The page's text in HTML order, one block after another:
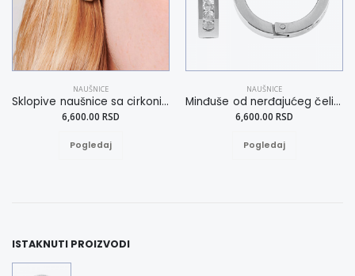
NAUŠNICE
Sklopive naušnice sa cirkonima
6,600.00 RSD
Pogledaj
NAUŠNICE
Minđuše od nerđajućeg čelika u bezvremenom izgledu
6,600.00 RSD
Pogledaj
ISTAKNUTI PROIZVODI